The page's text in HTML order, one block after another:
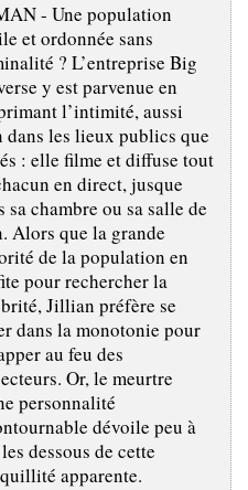
- Une population
et ordonnée sans
? L’entreprise Big
y est parvenue en
l’intimité, aussi
dans les lieux publics que
: elle filme et diffuse tout
en direct, jusque
sa chambre ou sa salle de
Alors que la grande
de la population en
pour rechercher la
Jillian préfère se
dans la monotonie pour
au feu des
Or, le meurtre
personnalité
dévoile peu à
dessous de cette
apparente.